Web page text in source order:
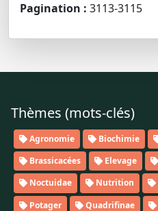
Pagination : 3113-3115
Thèmes (mots-clés)
Agronomie Biochimie
Brassicacées
Elevage
Noctuidae
Nutrition
Potager
Quadrifinae